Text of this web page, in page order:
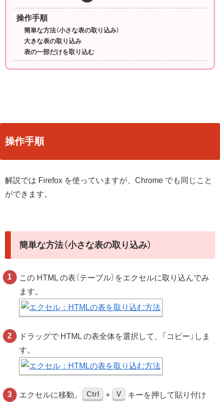
操作手順
簡単な方法（小さな表の取り込み）
大きな表の取り込み
表の一部だけを取り込む
操作手順
解説では Firefox を使っていますが、Chrome でも同じこと
ができます。
簡単な方法（小さな表の取り込み）
この HTML の表（テーブル）をエクセルに取り込んでみ
ます。
ドラッグで HTML の表全体を選択して、「コピー」しま
す。
エクセルに移動。 Ctrl + V キーを押して貼り付け